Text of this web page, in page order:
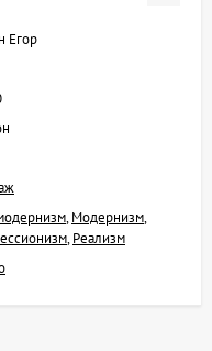
Егор
,Модернизм,
,Реализм